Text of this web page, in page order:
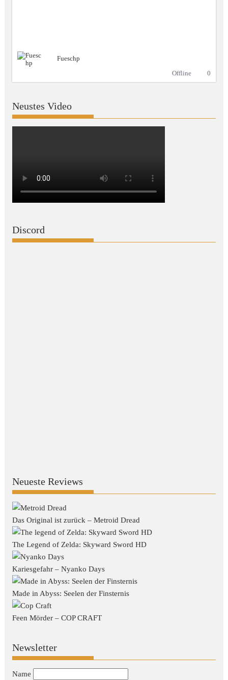
Fueschp
Offline
0
Neustes Video
Discord
Neueste Reviews
Das Original ist zurück – Metroid Dread
The Legend of Zelda: Skyward Sword HD
Kariesgefahr – Nyanko Days
Made in Abyss: Seelen der Finsternis
Feen Mörder – COP CRAFT
Newsletter
Name